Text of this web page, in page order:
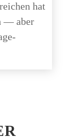
hat
— aber